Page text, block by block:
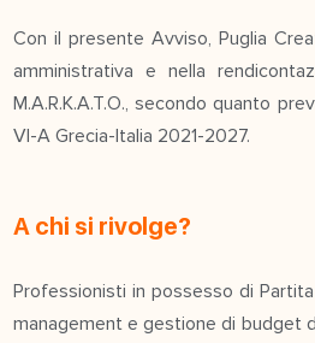
Con il presente Avviso, Puglia
amministrativa e nella
M.A.R.K.A.T.O., secondo quanto
VI-A Grecia-Italia 2021-2027.
A chi si rivolge?
Professionisti in possesso di
management e gestione di budget